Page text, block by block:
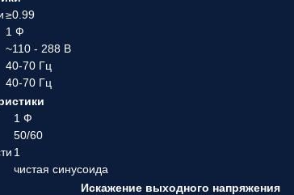
≥0.99
1 Ф
~110 - 288 В
40-70 Гц
40-70 Гц
1 Ф
50/60
1
чистая синусоида
Искажение выходного напряжения